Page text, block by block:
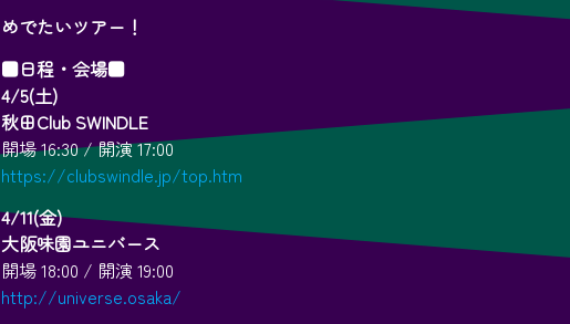
めでたいツアー！
■日程・会場■
4/5(土)
秋田Club SWINDLE
開場 16:30 / 開演 17:00
https://clubswindle.jp/top.htm
4/11(金)
大阪味園ユニバース
開場 18:00 / 開演 19:00
http://universe.osaka/